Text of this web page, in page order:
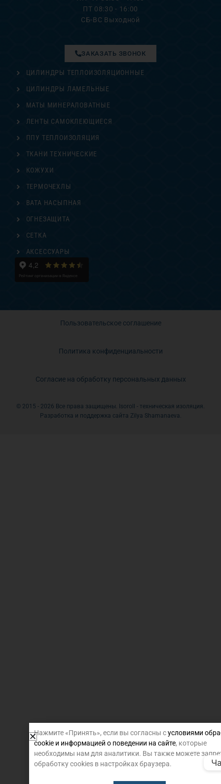
ПТ 08:30 - 16:00
СБ-ВС Выходной
ЦИЛИНДРЫ ТЕПЛОИЗОЛЯЦИОННЫЕ
ЦИЛИНДРЫ ЛАМЕЛЬНЫЕ
МАТЫ МИНЕРАЛОВАТНЫЕ
ЛЕНТЫ САМОКЛЕЮЩИЕСЯ
ППУ ТЕПЛОИЗОЛЯЦИЯ
ТКАНИ ТЕХНИЧЕСКИЕ
ЗАКАЗАТЬ ЗВОНОК
КОЖУХИ
ТЕРМОЧЕХЛЫ
ВАТА НАСЫПНАЯ
ОГНЕЗАЩИТА
СЕТКА
АКСЕССУАРЫ
Пользовательское соглашение
Политика конфиденциальности
Согласие на обработку персональных данных
© 2015 - 2026 Все права защищены. Isoroll - техническая изоляция.
Разработка и поддержка сайта Zilya Shamanaeva.
Нажмите «Принять», если вы согласны сусловиями
cookie и информацией о поведении на сайте, которые
необходимы нам для аналитики. Вы также можете
обработку cookies в настройках браузера.